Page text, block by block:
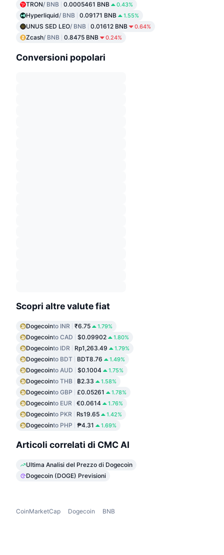
TRON/ BNB 0.0005461 BNB 0.43%
Hyperliquid/ BNB 0.09171 BNB 1.55%
UNUS SED LEO/ BNB 0.01612 BNB 0.64%
Zcash/ BNB 0.8475 BNB 0.24%
Conversioni popolari
Scopri altre valute fiat
Dogecointo INR ₹6.75 1.79%
Dogecointo CAD $0.09902 1.80%
Dogecointo IDR Rp1,263.49 1.79%
Dogecointo BDT BDT8.76 1.49%
Dogecointo AUD $0.1004 1.75%
Dogecointo THB ฿2.33 1.58%
Dogecointo GBP £0.05261 1.78%
Dogecointo EUR €0.0614 1.76%
Dogecointo PKR ₨19.65 1.42%
Dogecointo PHP ₱4.31 1.69%
Articoli correlati di CMC AI
Ultima Analisi del Prezzo di Dogecoin
Dogecoin (DOGE) Previsioni
CoinMarketCap Dogecoin BNB